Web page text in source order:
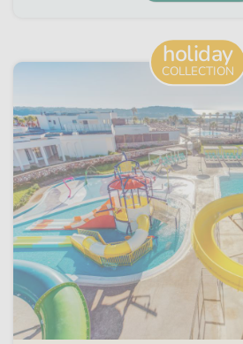
holiday
COLLECTION